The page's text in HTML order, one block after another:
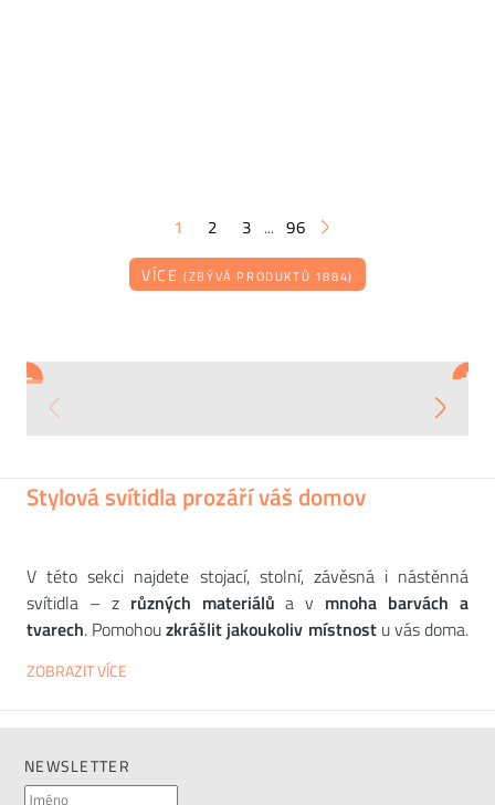
1 2 3 ... 96
VÍCE(ZBÝVÁ PRODUKTŮ 1884)
+
+
+ +
Stylová svítidla prozáří váš domov
V této sekci najdete stojací, stolní, závěsná i nástěnná
svítidla – z různých materiálůa v mnoha barvách a
tvarech. Pomohouzkrášlit jakoukoliv místnostu vás doma.
evropských výrobců
Stolní lampu oceníte
psacím stole. Stojací lampu můžete
ZOBRAZIT VÍCE
NEWSLETTER